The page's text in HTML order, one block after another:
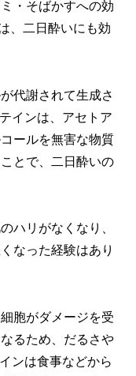
・そばかすへの効
、二日酔いにも効
代謝されて生成さ
インは、アセトア
ールを無害な物質
とで、二日酔いの
ハリがなくなり、
なった経験はあり
胞がダメージを受
るため、だるさや
ンは食事などから